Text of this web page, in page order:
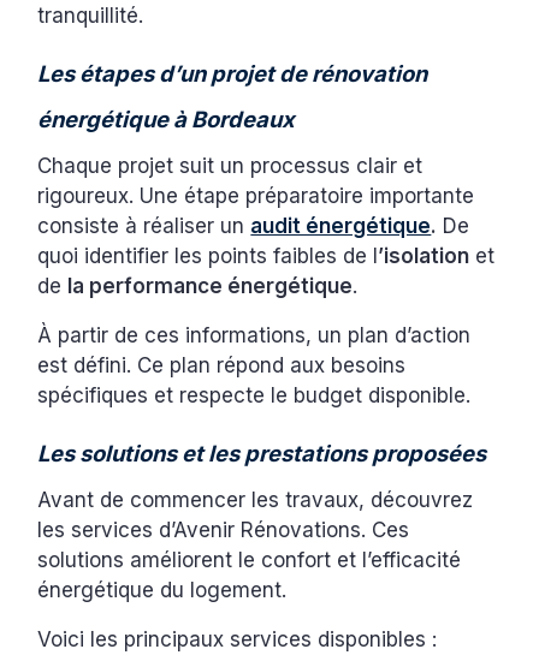
tranquillité.
Les étapes d’un projet de rénovation
énergétique à Bordeaux
Chaque projet suit un processus clair et
rigoureux. Une étape préparatoire importante
consiste à réaliser un audit énergétique. De
quoi identifier les points faibles de l ’isolation et
de la performance énergétique.
À partir de ces informations, un plan d’action
est défini. Ce plan répond aux besoins
spécifiques et respecte le budget disponible.
Les solutions et les prestations proposées
Avant de commencer les travaux, découvrez
les services d’Avenir Rénovations. Ces
solutions améliorent le confort et l’efficacité
énergétique du logement.
Voici les principaux services disponibles :